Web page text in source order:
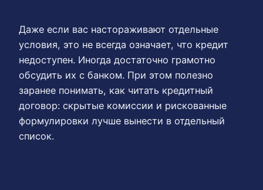
Даже если вас настораживают отдельные
условия, это не всегда означает, что кредит
недоступен. Иногда достаточно грамотно
обсудить их с банком. При этом полезно
заранее понимать, как читать кредитный
договор: скрытые комиссии и рискованные
формулировки лучше вынести в отдельный
список.